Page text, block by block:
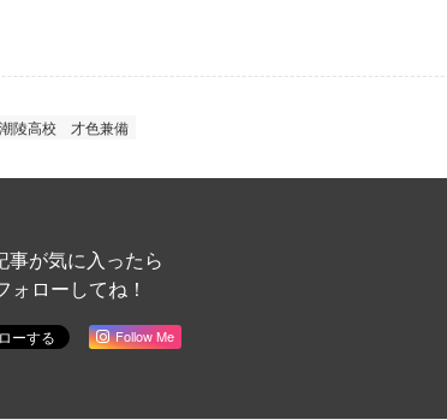
陵高校 才色兼備
事が気に入ったら
ォローしてね！
Follow Me